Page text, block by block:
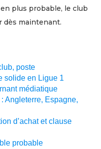
plus probable, le club
dès maintenant.
poste
solide en Ligue 1
médiatique
Angleterre, Espagne,
d’achat et clause
probable